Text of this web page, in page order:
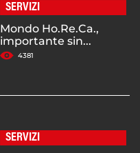
SERVIZI
Mondo Ho.Re.Ca.,
importante sin...
4381
SERVIZI